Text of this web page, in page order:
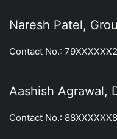
Naresh Patel,
Contact No.:
Aashish Agrawal,
Contact No.: